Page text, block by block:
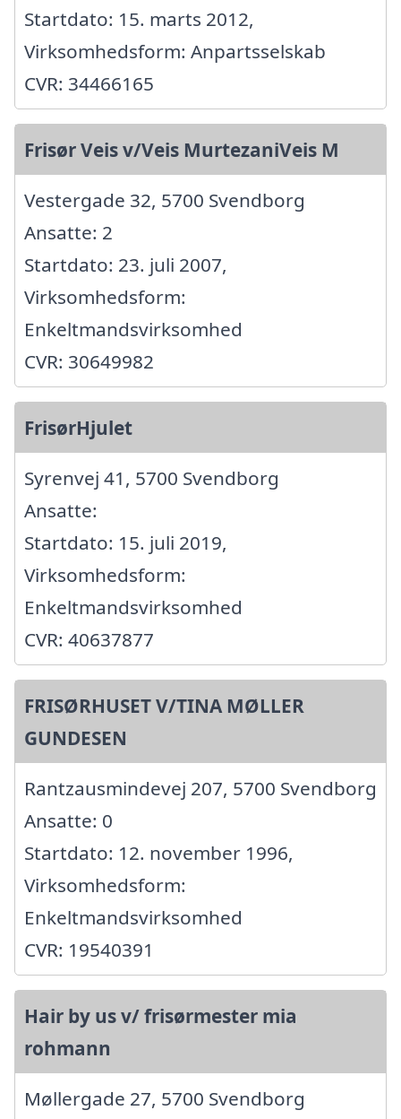
Startdato: 15. marts 2012,
Virksomhedsform: Anpartsselskab
CVR: 34466165
Frisør Veis v/Veis MurtezaniVeis M
Vestergade 32, 5700 Svendborg
Ansatte: 2
Startdato: 23. juli 2007,
Virksomhedsform:
Enkeltmandsvirksomhed
CVR: 30649982
FrisørHjulet
Syrenvej 41, 5700 Svendborg
Ansatte:
Startdato: 15. juli 2019,
Virksomhedsform:
Enkeltmandsvirksomhed
CVR: 40637877
FRISØRHUSET V/TINA MØLLER
GUNDESEN
Rantzausmindevej 207, 5700 Svendborg
Ansatte: 0
Startdato: 12. november 1996,
Virksomhedsform:
Enkeltmandsvirksomhed
CVR: 19540391
Hair by us v/ frisørmester mia
rohmann
Møllergade 27, 5700 Svendborg